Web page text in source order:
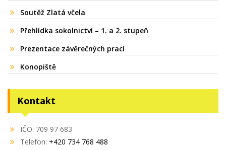
Soutěž Zlatá včela
Přehlídka sokolnictví – 1. a 2. stupeň
Prezentace závěrečných prací
Konopiště
Kontakt
IČO: 709 97 683
Telefon: +420 734 768 488